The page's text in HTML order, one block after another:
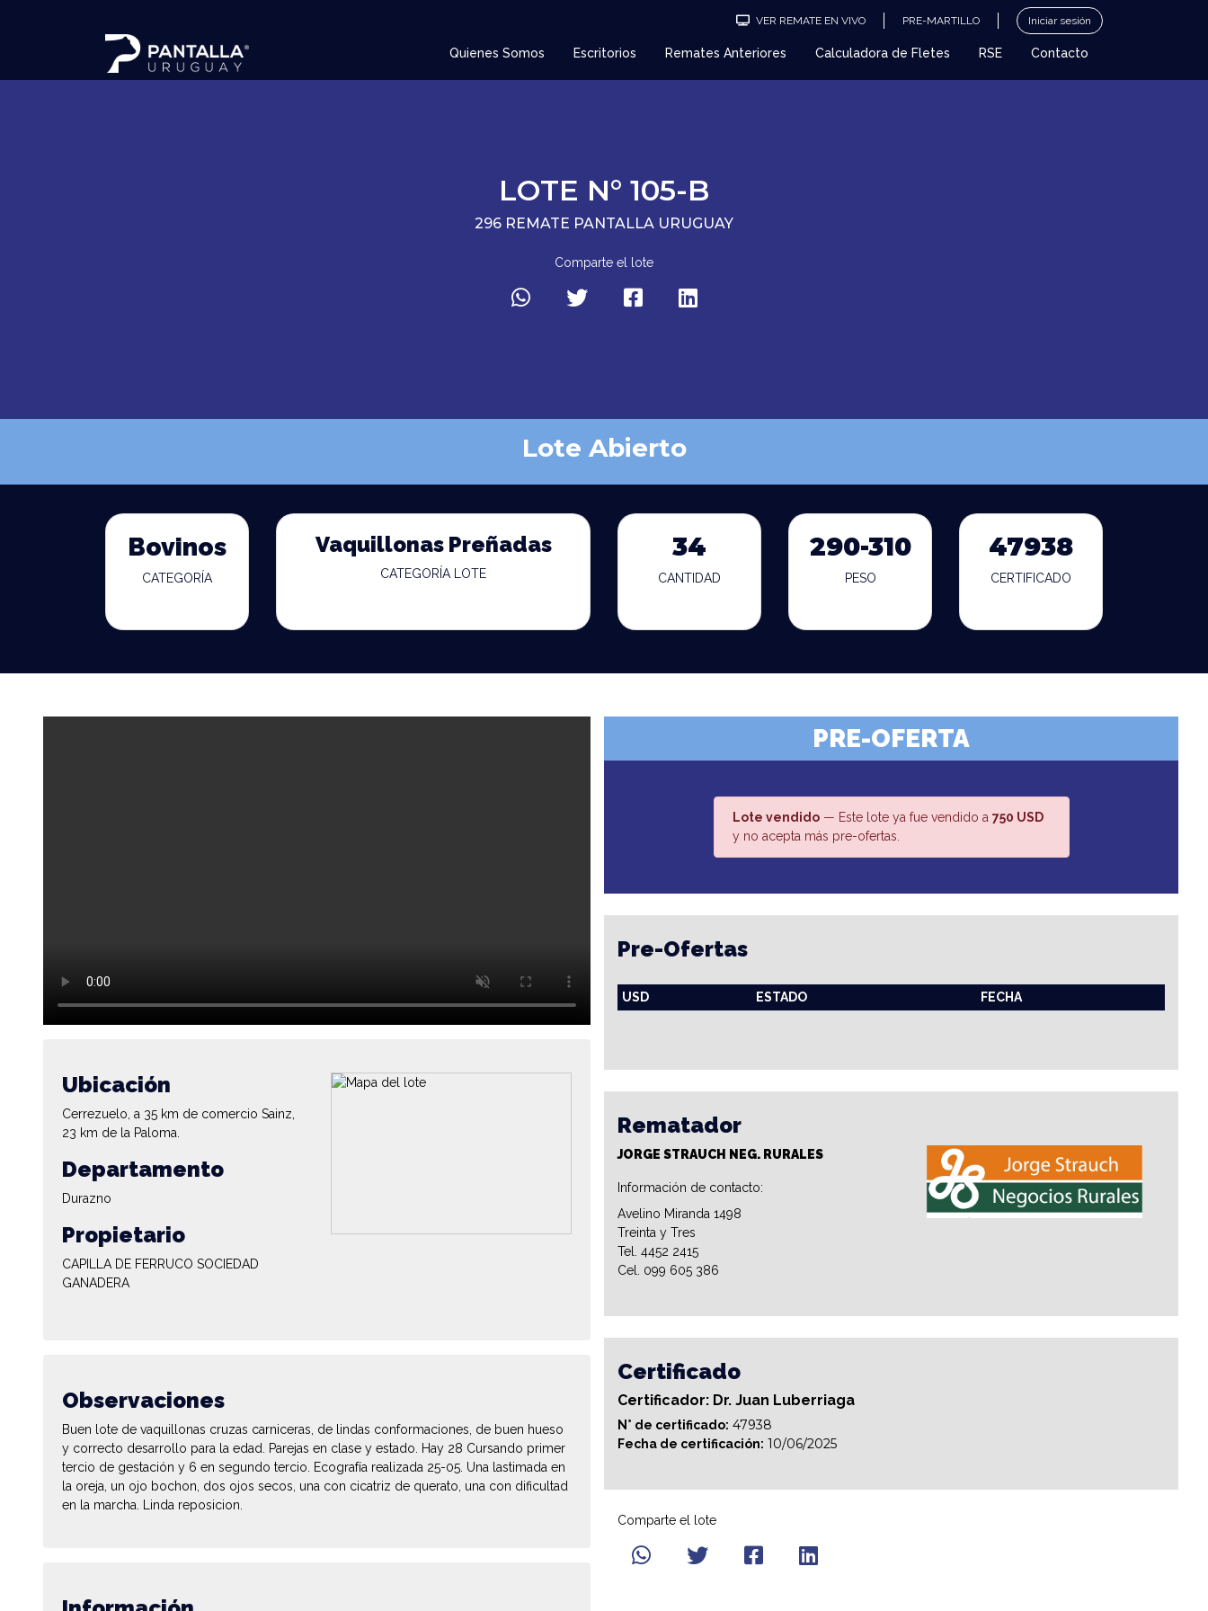
VER REMATE EN VIVO PRE-MARTILLO Iniciar sesión
Quienes Somos Escritorios Remates Anteriores Calculadora de Fletes RSE Contacto
LOTE N° 105-B
296 REMATE PANTALLA URUGUAY
Comparte el lote
Lote Abierto
Bovinos
CATEGORÍA
Vaquillonas Preñadas
CATEGORÍA LOTE
34
CANTIDAD
290-310
PESO
47938
CERTIFICADO
Ubicación
Cerrezuelo, a 35 km de comercio Sainz,
23 km de la Paloma.
Departamento
Durazno
Propietario
CAPILLA DE FERRUCO SOCIEDAD
GANADERA
Observaciones
Buen lote de vaquillonas cruzas carniceras, de lindas conformaciones, de buen hueso
y correcto desarrollo para la edad. Parejas en clase y estado. Hay 28 Cursando primer
tercio de gestación y 6 en segundo tercio. Ecografía realizada 25-05. Una lastimada en
la oreja, un ojo bochon, dos ojos secos, una con cicatriz de querato, una con dificultad
en la marcha. Linda reposicion.
PRE-OFERTA
Lote vendido— Este lote ya fue vendido a 750 USD
y no acepta más pre-ofertas.
Pre-Ofertas
USD ESTADO FECHA
Rematador
JORGE STRAUCH NEG. RURALES
Información de contacto:
Avelino Miranda 1498
Treinta y Tres
Tel. 4452 2415
Cel. 099 605 386
Certificado
Certificador: Dr. Juan Luberriaga
N° de certificado: 47938
Fecha de certificación: 10/06/2025
Comparte el lote